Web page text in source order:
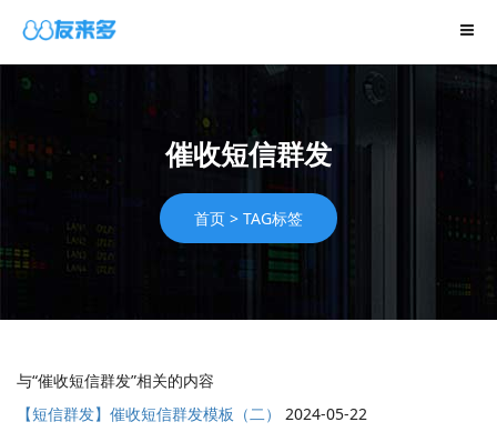
催收短信群发
首页 > TAG标签
与“催收短信群发”相关的内容
【短信群发】催收短信群发模板（二）
2024-05-22